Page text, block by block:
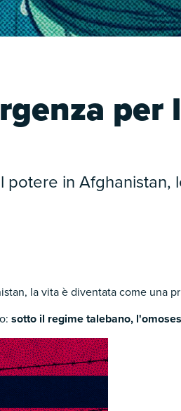
per
in
la vita è diventata come una
sotto il regime talebano,